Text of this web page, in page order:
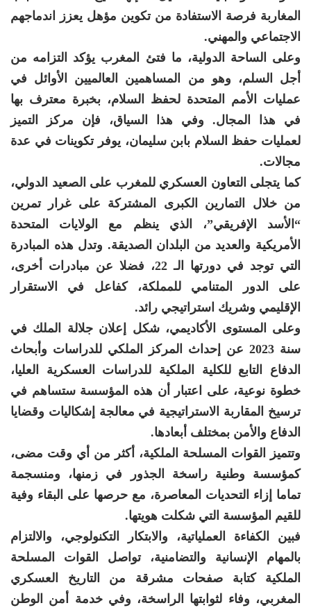
المغاربة فرصة الاستفادة من تكوين مؤهل يعزز اندماجهم
الاجتماعي والمهني.
وعلى الساحة الدولية، ما فتئ المغرب يؤكد التزامه من
أجل السلم، وهو من المساهمين العالميين الأوائل في
عمليات الأمم المتحدة لحفظ السلام، بخبرة معترف بها
في هذا المجال. وفي هذا السياق، فإن مركز التميز
لعمليات حفظ السلام بابن سليمان، يوفر تكوينات في عدة
مجالات.
كما يتجلى التعاون العسكري للمغرب على الصعيد الدولي،
من خلال التمارين الكبرى المشتركة على غرار تمرين
“الأسد الإفريقي”، الذي ينظم مع الولايات المتحدة
الأمريكية والعديد من البلدان الصديقة. وتدل هذه المبادرة
التي توجد في دورتها الـ 22، فضلا عن مبادرات أخرى،
على الدور المتنامي للمملكة، كفاعل في الاستقرار
الإقليمي وشريك استراتيجي رائد.
وعلى المستوى الأكاديمي، شكل إعلان جلالة الملك في
سنة 2023 عن إحداث المركز الملكي للدراسات وأبحاث
الدفاع التابع للكلية الملكية للدراسات العسكرية العليا،
خطوة نوعية، على اعتبار أن هذه المؤسسة ستساهم في
ترسيخ المقاربة الاستراتيجية في معالجة إشكاليات وقضايا
الدفاع والأمن بمختلف أبعادها.
وتتميز القوات المسلحة الملكية، أكثر من أي وقت مضى،
كمؤسسة وطنية راسخة الجذور في زمنها، ومنسجمة
تماما إزاء التحديات المعاصرة، مع حرصها على البقاء وفية
للقيم المؤسسة التي شكلت هويتها.
فبين الكفاءة العملياتية، والابتكار التكنولوجي، والالتزام
بالمهام الإنسانية والتضامنية، تواصل القوات المسلحة
الملكية كتابة صفحات مشرقة من التاريخ العسكري
المغربي، وفاء لثوابتها الراسخة، وفي خدمة أمن الوطن